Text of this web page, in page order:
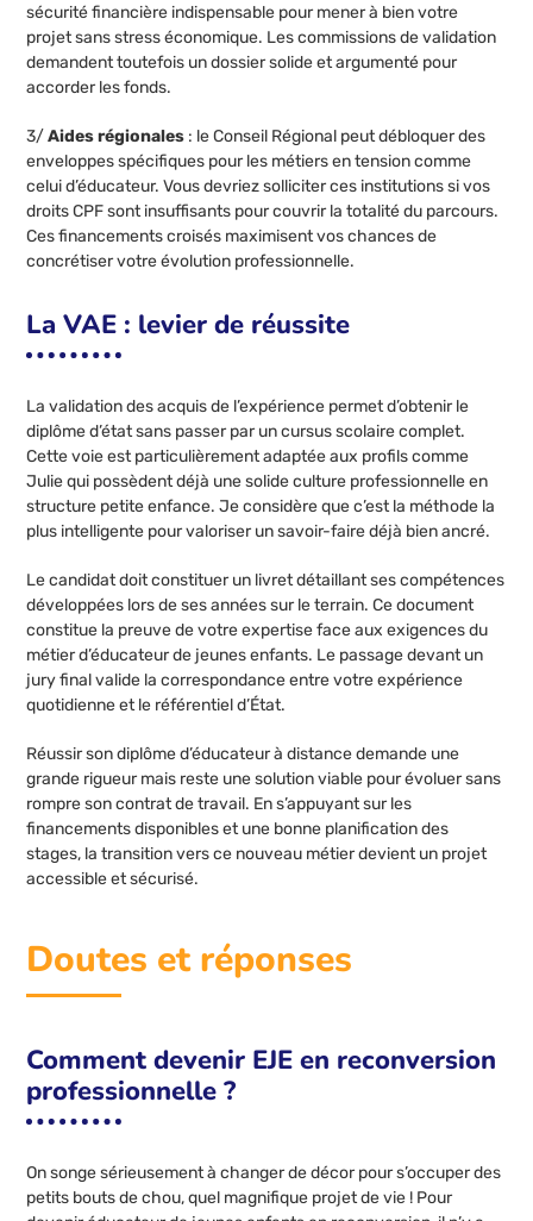
sécurité financière indispensable pour mener à bien votre
projet sans stress économique. Les commissions de validation
demandent toutefois un dossier solide et argumenté pour
accorder les fonds.
3/Aides régionales : le Conseil Régional peut débloquer des
enveloppes spécifiques pour les métiers en tension comme
celui d’éducateur. Vous devriez solliciter ces institutions si vos
droits CPF sont insuffisants pour couvrir la totalité du parcours.
Ces financements croisés maximisent vos chances de
concrétiser votre évolution professionnelle.
La VAE : levier de réussite
La validation des acquis de l’expérience permet d’obtenir le
diplôme d’état sans passer par un cursus scolaire complet.
Cette voie est particulièrement adaptée aux profils comme
Julie qui possèdent déjà une solide culture professionnelle en
structure petite enfance. Je considère que c’est la méthode la
plus intelligente pour valoriser un savoir-faire déjà bien ancré.
Le candidat doit constituer un livret détaillant ses compétences
développées lors de ses années sur le terrain. Ce document
constitue la preuve de votre expertise face aux exigences du
métier d’éducateur de jeunes enfants. Le passage devant un
jury final valide la correspondance entre votre expérience
quotidienne et le référentiel d’État.
Réussir son diplôme d’éducateur à distance demande une
grande rigueur mais reste une solution viable pour évoluer sans
rompre son contrat de travail. En s’appuyant sur les
financements disponibles et une bonne planification des
stages, la transition vers ce nouveau métier devient un projet
accessible et sécurisé.
Doutes et réponses
Comment devenir EJE en reconversion
professionnelle ?
On songe sérieusement à changer de décor pour s’occuper des
petits bouts de chou, quel magnifique projet de vie ! Pour